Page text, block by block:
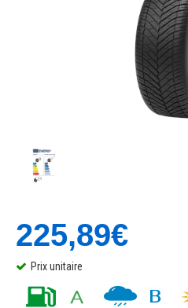
225,89€
Prix unitaire